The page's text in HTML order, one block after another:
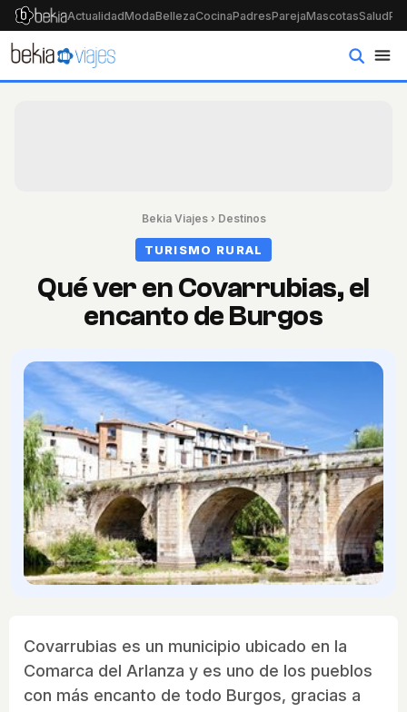
ActualidadModaBellezaCocinaPadresParejaMascotasSalud
Bekia Viajes› Destinos
TURISMO RURAL
Qué ver en Covarrubias, el
encanto de Burgos
Covarrubias es un municipio ubicado en la
Comarca del Arlanza y es uno de los pueblos
con más encanto de todo Burgos, gracias a